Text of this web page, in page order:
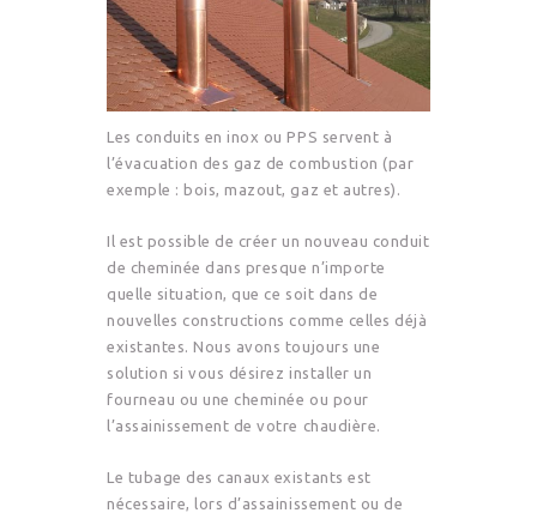
Les conduits en inox ou PPS servent à
l’évacuation des gaz de combustion (par
exemple : bois, mazout, gaz et autres).
Il est possible de créer un nouveau conduit
de cheminée dans presque n’importe
quelle situation, que ce soit dans de
nouvelles constructions comme celles déjà
existantes. Nous avons toujours une
solution si vous désirez installer un
fourneau ou une cheminée ou pour
l’assainissement de votre chaudière.
Le tubage des canaux existants est
nécessaire, lors d’assainissement ou de